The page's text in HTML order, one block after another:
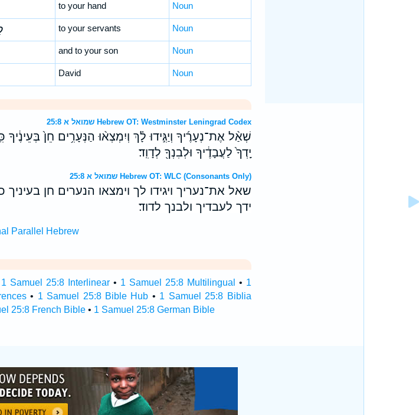
to your hand Noun
to your servants Noun
and to your son Noun
David Noun
שמואל א 25:8 Hebrew OT: Westminster Leningrad Codex
שְׁאַ֨ל אֶת־נְעָרֶ֜יךָ וְיַגִּ֣ידוּ לָ֗ךְ וְיִמְצְא֨וּ הַנְּעָרִ֥ים חֵן֙
יָֽדְךָ֙ לַעֲבָדֶ֔יךָ וּלְבִנְךָ֖ לְדָוִֽד׃
שמואל א 25:8 Hebrew OT: WLC (Consonants Only)
שאל את־נעריך ויגידו לך וימצאו הנערים חן
ידך לעבדיך ולבנך לדוד׃
Parallel Hebrew
1 Samuel 25:8 Interlinear• 1 Samuel 25:8 Multilingual • 1
• 1 Samuel 25:8 Bible Hub • 1 Samuel 25:8 Biblia
25:8 French Bible• 1 Samuel 25:8 German Bible